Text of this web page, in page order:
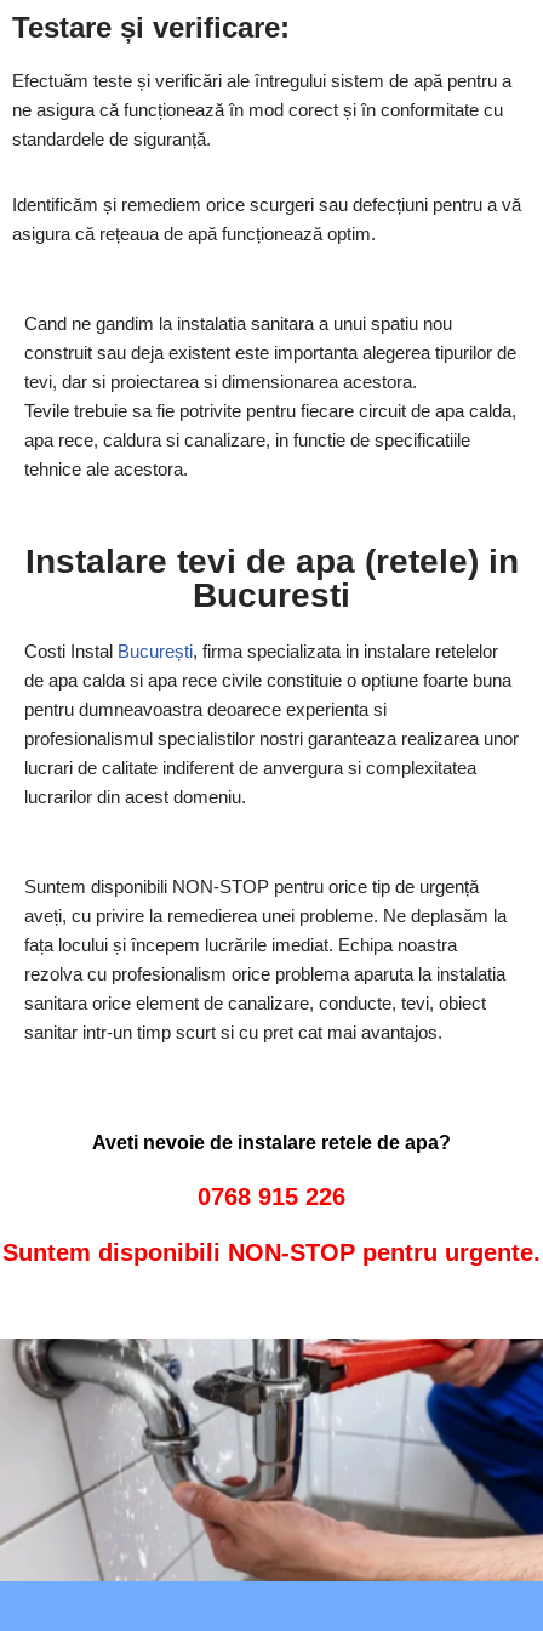
Testare și verificare:
Efectuăm teste și verificări ale întregului sistem de apă pentru a
ne asigura că funcționează în mod corect și în conformitate cu
standardele de siguranță.
Identificăm și remediem orice scurgeri sau defecțiuni pentru a vă
asigura că rețeaua de apă funcționează optim.
Cand ne gandim la instalatia sanitara a unui spatiu nou
construit sau deja existent este importanta alegerea tipurilor de
tevi, dar si proiectarea si dimensionarea acestora.
Tevile trebuie sa fie potrivite pentru fiecare circuit de apa calda,
apa rece, caldura si canalizare, in functie de specificatiile
tehnice ale acestora.
Instalare tevi de apa (retele) in
Bucuresti
Costi Instal București, firma specializata in instalare retelelor
de apa calda si apa rece civile constituie o optiune foarte buna
pentru dumneavoastra deoarece experienta si
profesionalismul specialistilor nostri garanteaza realizarea unor
lucrari de calitate indiferent de anvergura si complexitatea
lucrarilor din acest domeniu.
Suntem disponibili NON-STOP pentru orice tip de urgență
aveți, cu privire la remedierea unei probleme. Ne deplasăm la
fața locului și începem lucrările imediat. Echipa noastra
rezolva cu profesionalism orice problema aparuta la instalatia
sanitara orice element de canalizare, conducte, tevi, obiect
sanitar intr-un timp scurt si cu pret cat mai avantajos.
Aveti nevoie de instalare retele de apa?
0768 915 226
Suntem disponibili NON-STOP pentru urgente.